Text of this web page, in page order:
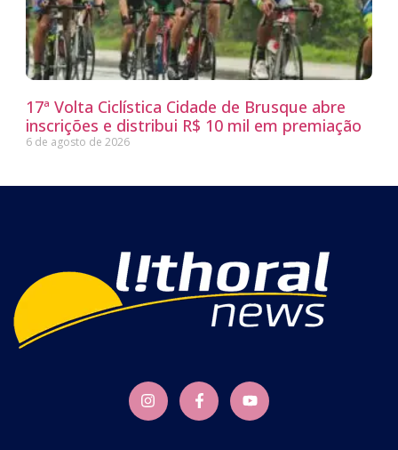
17ª Volta Ciclística Cidade de Brusque abre
inscrições e distribui R$ 10 mil em premiação
6 de agosto de 2026